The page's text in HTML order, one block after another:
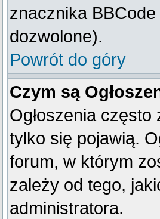
znacznika
dozwolone).
Powrót do góry
Czym są
Ogłoszenia
tylko się pojawią.
forum, w którym
zależy od tego,
administratora.